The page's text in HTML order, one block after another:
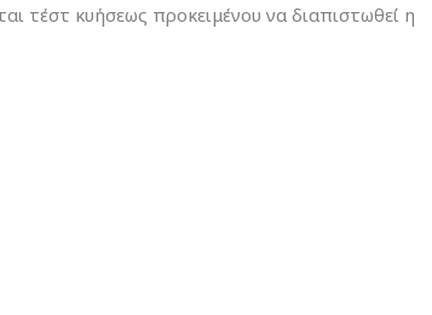
τέστ κυήσεως προκειμένου να διαπιστωθεί η